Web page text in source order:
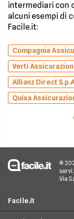
intermediari con
alcuni esempi di
Facile.it:
Compagnia
Verti
Allianz Direct
Quixa
©
Via
Facile.it